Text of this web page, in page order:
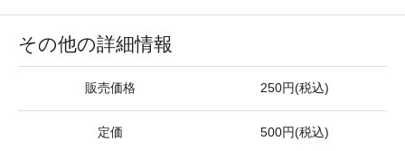
その他の詳細情報
販売価格 250円(税込)
定価 500円(税込)